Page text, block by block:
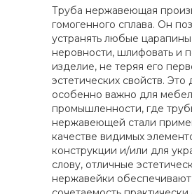
Труба нержавеющая
гомогенного сплава. Он
устранять любые
неровности, шлифовать и
изделие, не теряя его
эстетических свойств. Это
особенно важно для
промышленности, где
нержавеющей стали
качестве видимых
конструкции и/или для
слову, отличные
нержавейки